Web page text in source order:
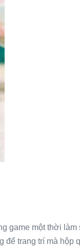
game một thời làm
trang trí mà hộp